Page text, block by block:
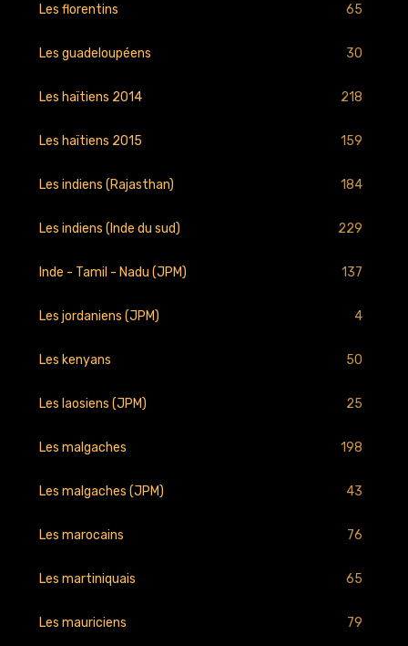
Les florentins 65
Les guadeloupéens 30
Les haïtiens 2014 218
Les haïtiens 2015 159
Les indiens (Rajasthan) 184
Les indiens (Inde du sud) 229
Inde - Tamil - Nadu (JPM) 137
Les jordaniens (JPM) 4
Les kenyans 50
Les laosiens (JPM) 25
Les malgaches 198
Les malgaches (JPM) 43
Les marocains 76
Les martiniquais 65
Les mauriciens 79